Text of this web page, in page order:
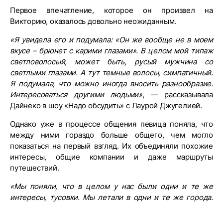
Первое впечатление, которое он произвел на
Викторию, оказалось довольно неожиданным.
«Я увидела его и подумала: «Он же вообще не в моем
вкусе – брюнет с карими глазами». В целом мой типаж
светловолосый, может быть, русый мужчина со
светлыми глазами. А тут темные волосы, симпатичный.
Я подумала, что можно иногда вносить разнообразие.
Интересоваться другими людьми», — рассказывала
Дайнеко в шоу «Надо обсудить» с Лаурой Джугелией.
Однако уже в процессе общения певица поняла, что
между ними гораздо больше общего, чем могло
показаться на первый взгляд. Их объединяли похожие
интересы, общие компании и даже маршруты
путешествий.
«Мы поняли, что в целом у нас были одни и те же
интересы, тусовки. Мы летали в одни и те же города.